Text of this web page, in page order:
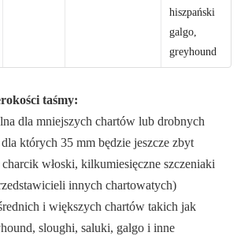
hiszpański
galgo,
greyhound
taśmy:
dla mniejszych chartów lub drobnych
których 35 mm będzie jeszcze zbyt
włoski, kilkumiesięczne szczeniaki
innych chartowatych)
i większych chartów takich jak
sloughi, saluki, galgo i inne